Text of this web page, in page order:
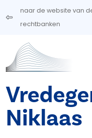
Overslaan en naar de
naar de website van
rechtbanken
Niklaas